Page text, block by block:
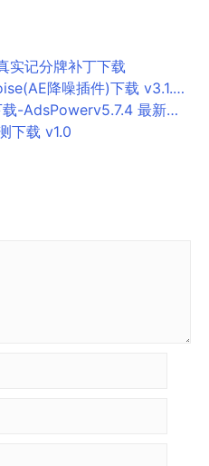
实记分牌补丁下载
降噪插件)下载 v3.1.8免费版
最新免费版
下载 v1.0